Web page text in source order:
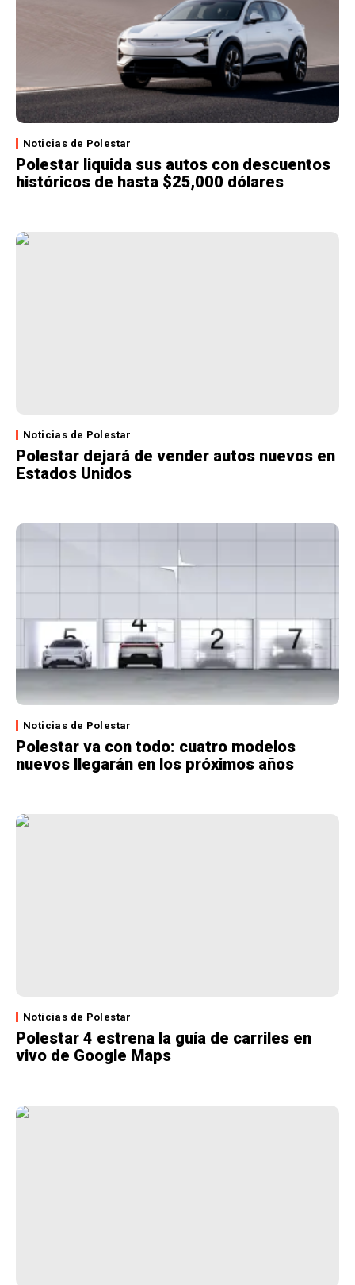
Noticias de Polestar
Polestar liquida sus autos con descuentos
históricos de hasta $25,000 dólares
Noticias de Polestar
Polestar dejará de vender autos nuevos en
Estados Unidos
Noticias de Polestar
Polestar va con todo: cuatro modelos
nuevos llegarán en los próximos años
Noticias de Polestar
Polestar 4 estrena la guía de carriles en
vivo de Google Maps